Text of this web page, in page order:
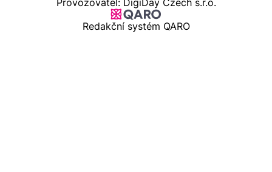
Provozovatel: DigiDay Czech s.r.o.
Redakční systém QARO